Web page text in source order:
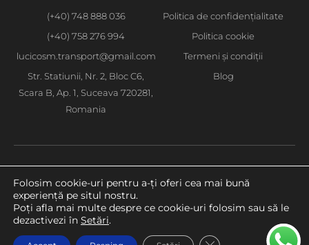
(+40) 748 888 036
(+40) 758 276 994
lucicosm.transport@gmail.com
Str. Statiunii, Nr. 2, Bloc C6,
Scara B, Ap. 1, Suceava 720281,
Romania
Politica de confidențialitate
Politica cookie
Termeni și condiții
Blog
Copyright © 2020 Lucicosm
Folosim cookie-uri pentru a-ți oferi cea mai bună
experiență pe situl nostru.
Poți afla mai multe despre ce cookie-uri folosim sau să le
dezactivezi în Setări.